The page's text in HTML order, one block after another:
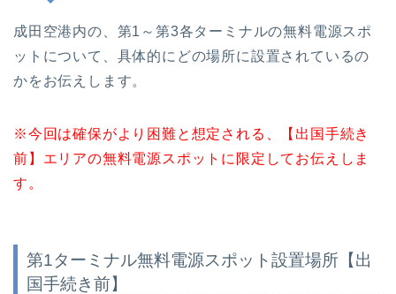
成田空港内の、第1～第3各ターミナルの無料電源スポ
ットについて、具体的にどの場所に設置されているの
かをお伝えします。
※今回は確保がより困難と想定される、【出国手続き
前】エリアの無料電源スポットに限定してお伝えしま
す。
第1ターミナル無料電源スポット設置場所【出
国手続き前】